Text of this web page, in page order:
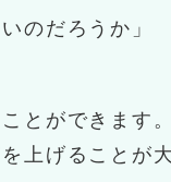
のだろうか」
とができます。
上げることが大